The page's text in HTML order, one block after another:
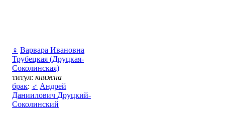
♀ Варвара Ивановна
Трубецкая (Друцкая-
Соколинская)
титул: княжна
брак: ♂ Андрей
Даниилович Друцкий-
Соколинский